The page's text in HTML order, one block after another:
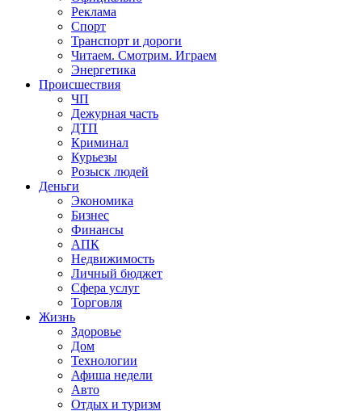
Реклама
Спорт
Транспорт и дороги
Читаем. Смотрим. Играем
Энергетика
Происшествия
ЧП
Дежурная часть
ДТП
Криминал
Курьезы
Розыск людей
Деньги
Экономика
Бизнес
Финансы
АПК
Недвижимость
Личный бюджет
Сфера услуг
Торговля
Жизнь
Здоровье
Дом
Технологии
Афиша недели
Авто
Отдых и туризм